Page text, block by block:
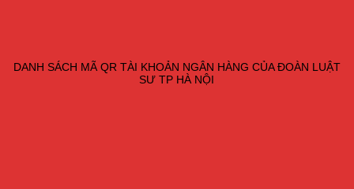
DANH SÁCH MÃ QR TÀI KHOẢN NGÂN HÀNG CỦA ĐOÀN LUẬT
SƯ TP HÀ NỘI